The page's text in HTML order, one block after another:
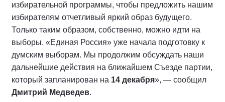
избирательной программы, чтобы предложить нашим
избирателям отчетливый яркий образ будущего.
Только таким образом, собственно, можно идти на
выборы. «Единая Россия» уже начала подготовку к
думским выборам. Мы продолжим обсуждать наши
дальнейшие действия на ближайшем Съезде партии,
который запланирован на 14 декабря», — сообщил
Дмитрий Медведев.